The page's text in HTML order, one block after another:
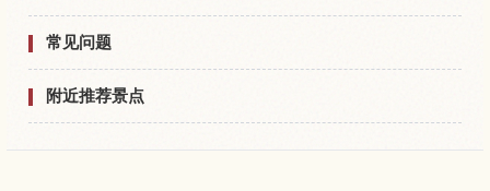
常见问题
附近推荐景点